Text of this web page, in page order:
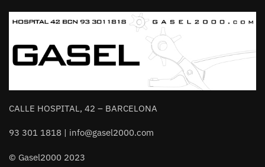
CALLE HOSPITAL, 42 – BARCELONA
93 301 1818 | info@gasel2000.com
© Gasel2000 2023